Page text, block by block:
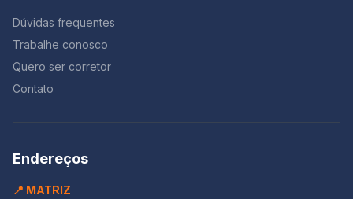
Dúvidas frequentes
Trabalhe conosco
Quero ser corretor
Contato
Endereços
📍 MATRIZ